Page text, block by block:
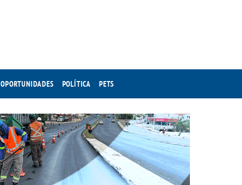
OPORTUNIDADES POLÍTICA PETS